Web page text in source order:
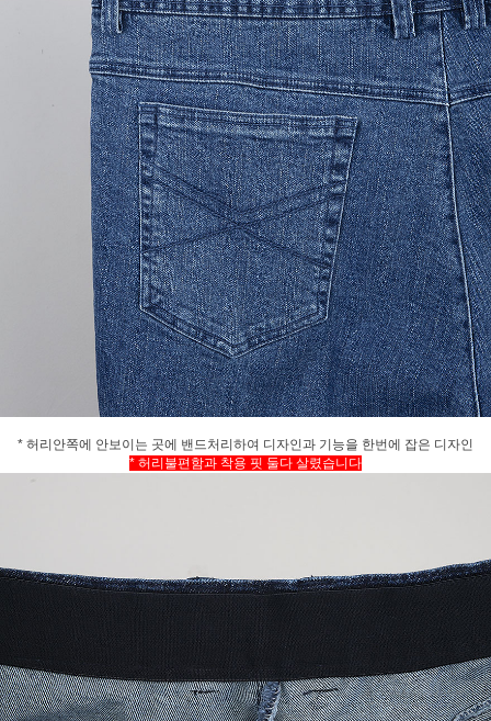
* 허리안쪽에 안보이는 곳에 밴드처리하여 디자인과 기능을 한번에 잡은 디자인
* 허리불편함과 착용 핏 둘다 살렸습니다